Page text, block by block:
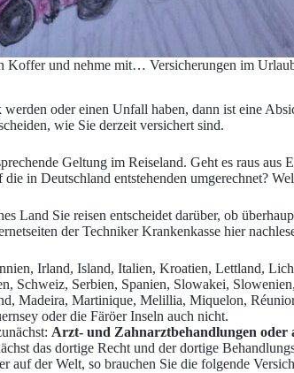
Koffer und nehme mit… Versicherungen im
oder einen Unfall haben, dann ist eine
wie Sie derzeit versichert sind.
Geltung im Reiseland. Geht es raus
in Deutschland entstehenden umgerechnet?
Land Sie reisen entscheidet darüber, ob
der Techniker Krankenkasse hier
Irland, Island, Italien, Kroatien, Lettland,
Schweiz, Serbien, Spanien, Slowakei,
Madeira, Martinique, Melillia, Miquelon,
oder die Färöer Inseln auch nicht.
Arzt- und Zahnarztbehandlungen
das dortige Recht und der dortige
der Welt, so brauchen Sie die folgende